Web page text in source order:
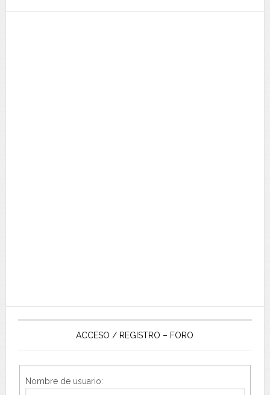
ACCESO / REGISTRO – FORO
Nombre de usuario: